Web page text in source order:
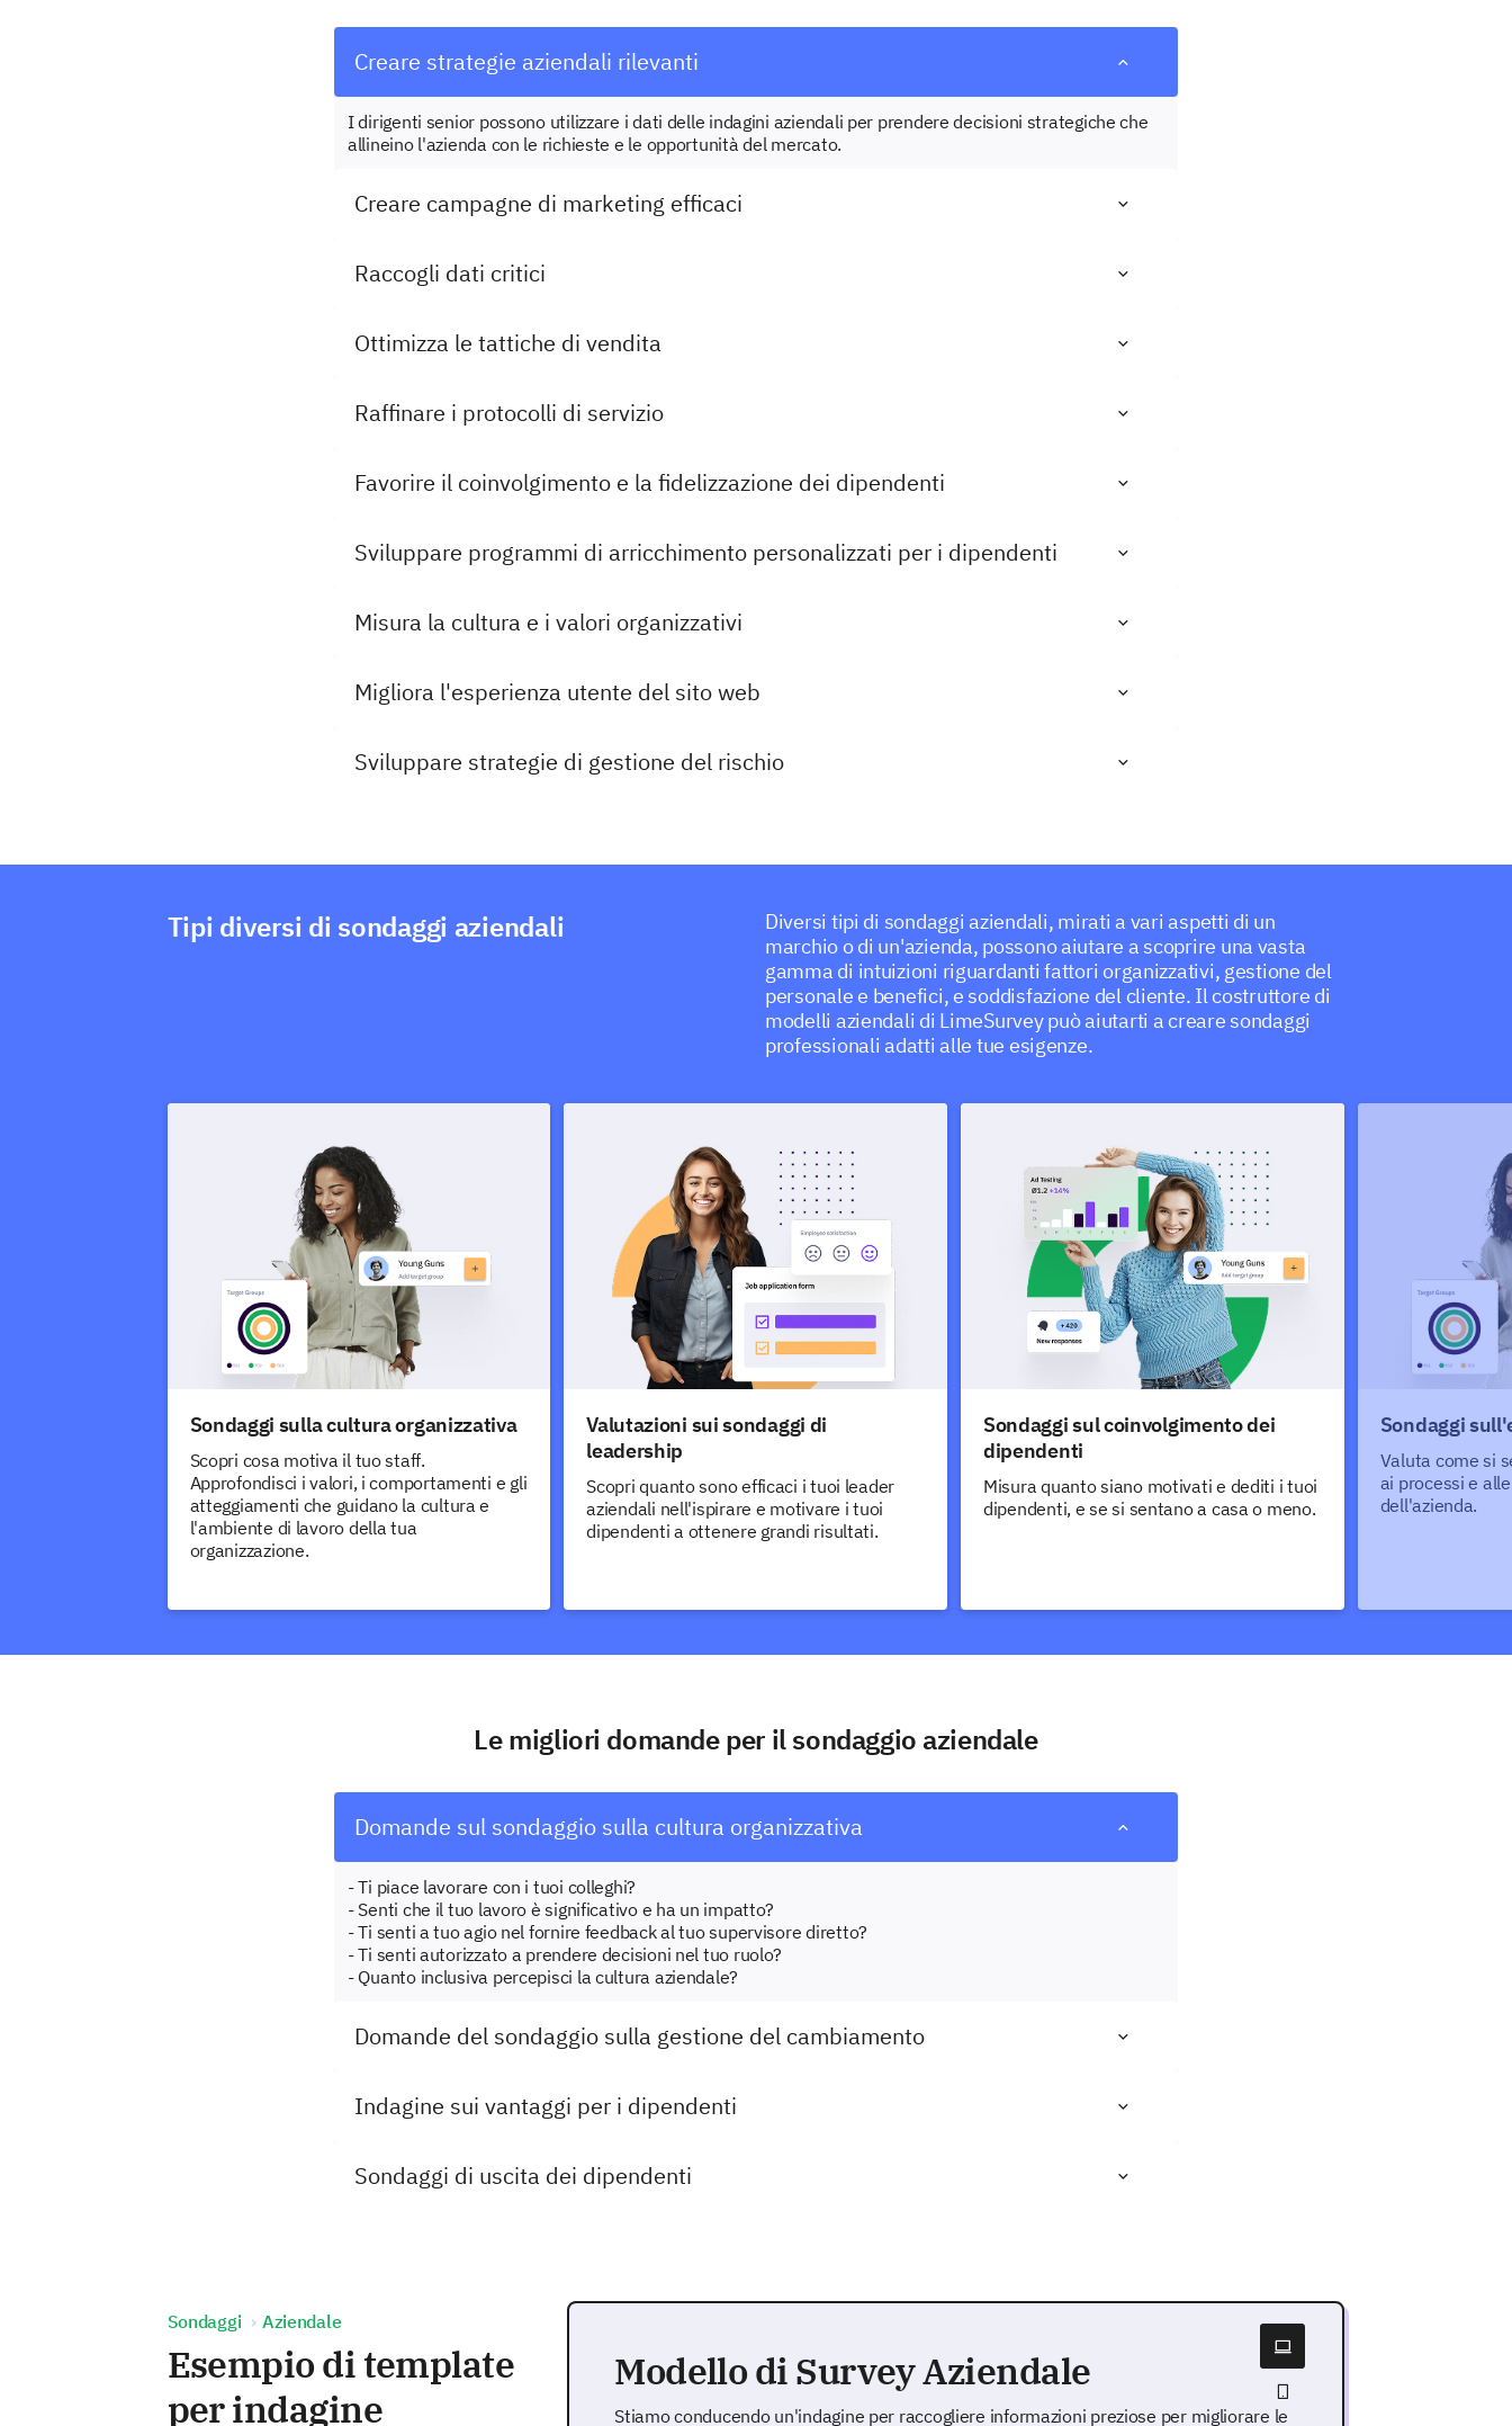
Creare strategie aziendali rilevanti
I dirigenti senior possono utilizzare i dati delle indagini aziendali per prendere decisioni strategiche che
allineino l'azienda con le richieste e le opportunità del mercato.
Creare campagne di marketing efficaci
Raccogli dati critici
Ottimizza le tattiche di vendita
Raffinare i protocolli di servizio
Favorire il coinvolgimento e la fidelizzazione dei dipendenti
Sviluppare programmi di arricchimento personalizzati per i dipendenti
Misura la cultura e i valori organizzativi
Migliora l'esperienza utente del sito web
Sviluppare strategie di gestione del rischio
Tipi diversi di sondaggi aziendali
Diversi tipi di sondaggi aziendali, mirati a vari aspetti di un
marchio o di un'azienda, possono aiutare a scoprire una vasta
gamma di intuizioni riguardanti fattori organizzativi, gestione del
personale e benefici, e soddisfazione del cliente. Il costruttore di
modelli aziendali di LimeSurvey può aiutarti a creare sondaggi
professionali adatti alle tue esigenze.
Sondaggi sulla cultura organizzativa
Scopri cosa motiva il tuo staff.
Approfondisci i valori, i comportamenti e gli
atteggiamenti che guidano la cultura e
l'ambiente di lavoro della tua
organizzazione.
Valutazioni sui sondaggi di
leadership
Scopri quanto sono efficaci i tuoi leader
aziendali nell'ispirare e motivare i tuoi
dipendenti a ottenere grandi risultati.
Sondaggi sul coinvolgimento dei
dipendenti
Misura quanto siano motivati e dediti i tuoi
dipendenti, e se si sentano a casa o meno.
Sondaggi
Valuta come si
ai processi e
dell'azienda.
Le migliori domande per il sondaggio aziendale
Domande sul sondaggio sulla cultura organizzativa
- Ti piace lavorare con i tuoi colleghi?
- Senti che il tuo lavoro è significativo e ha un impatto?
- Ti senti a tuo agio nel fornire feedback al tuo supervisore diretto?
- Ti senti autorizzato a prendere decisioni nel tuo ruolo?
- Quanto inclusiva percepisci la cultura aziendale?
Domande del sondaggio sulla gestione del cambiamento
Indagine sui vantaggi per i dipendenti
Sondaggi di uscita dei dipendenti
Sondaggi Aziendale
Esempio di template
per indagine
Modello di Survey Aziendale
Stiamo conducendo un'indagine per raccogliere informazioni preziose per migliorare le